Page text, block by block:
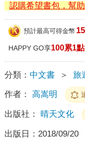
認購希望書包，幫
預計最高可得金幣 15
HAPPY GO享100累1
分類： 中文書 ＞ 旅
作者： 高嵩明
出版社： 晴天文化
出版日： 2018/09/20